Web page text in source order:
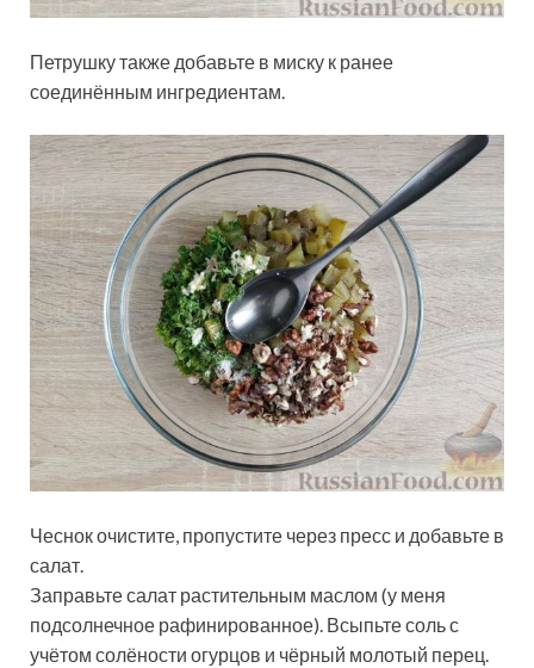
Петрушку также добавьте в миску к ранее
соединённым ингредиентам.
Чеснок очистите, пропустите через пресс и добавьте в
салат.
Заправьте салат растительным маслом (у меня
подсолнечное рафинированное). Всыпьте соль с
учётом солёности огурцов и чёрный молотый перец.